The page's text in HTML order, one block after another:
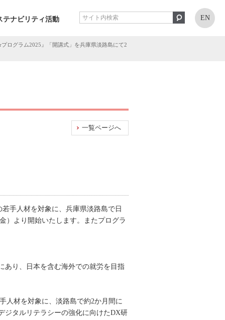
テナビリティ活動 EN
ログラム2025』「開講式」を兵庫県淡路島にて2
一覧ページへ
手人材を対象に、兵庫県淡路島で日
）より開始いたします。またプログラ
あり、日本を含む海外での就労を目指
人材を対象に、淡路島で約2か月間に
ジタルリテラシーの強化に向けたDX研